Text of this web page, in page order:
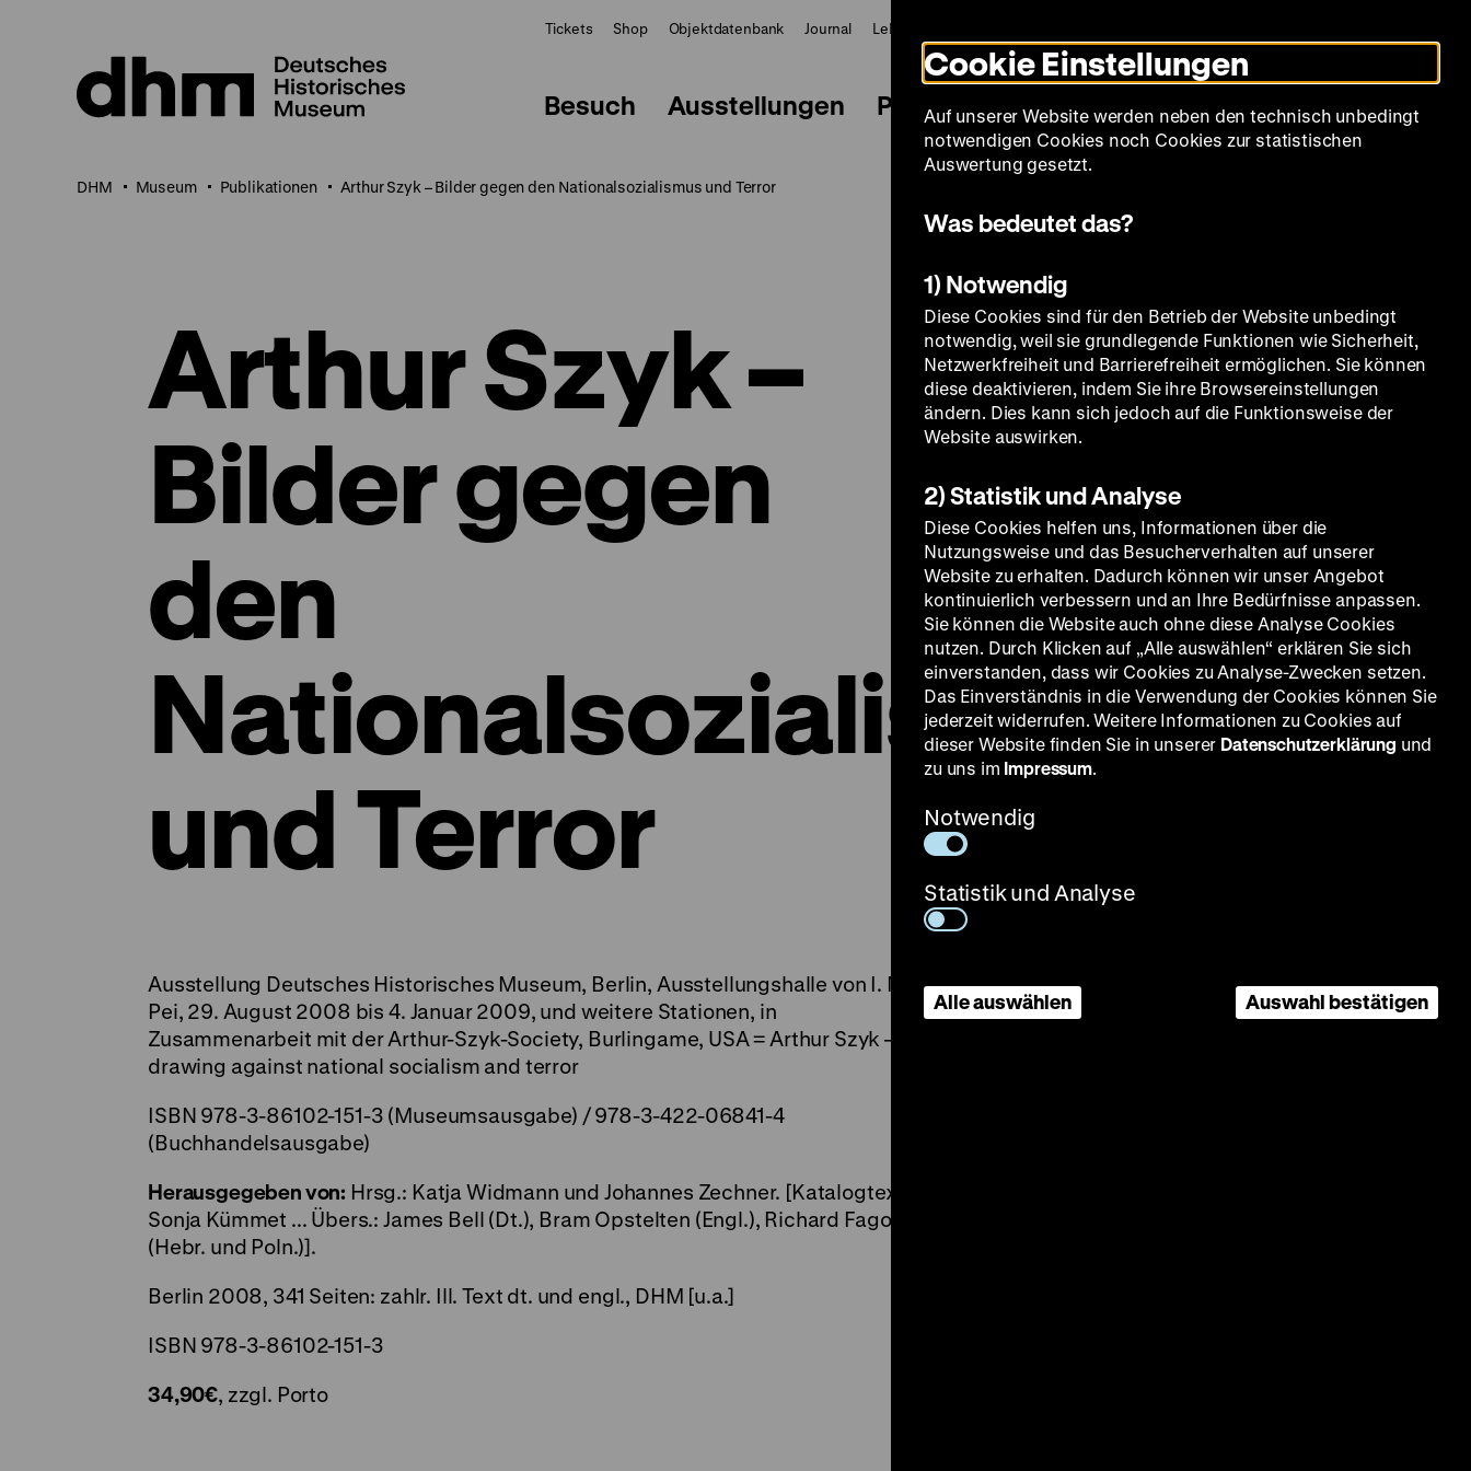
Seiteninhalt
springen
Tickets Shop Objektdatenbank Journal LeMO
Modus
umschalten
zum
Deutschen
Historischen
in
Deutscher
zum
Deutschen
Historischen
in
Leichter
Besuch Ausstellungen Programm Sammlung Bildung Museum
DHM Museum Publikationen Arthur Szyk – Bilder gegen den Nationalsozialismus und Terror
Arthur Szyk –
Bilder gegen
den
Nationalsozialismus
und Terror
Ausstellung Deutsches Historisches Museum, Berlin, Ausstellungshalle von I. M.
Pei, 29. August 2008 bis 4. Januar 2009, und weitere Stationen, in
Zusammenarbeit mit der Arthur-Szyk-Society, Burlingame, USA = Arthur Szyk –
drawing against national socialism and terror
ISBN 978-3-86102-151-3 (Museumsausgabe) / 978-3-422-06841-4
(Buchhandelsausgabe)
Herausgegeben von: Hrsg.: Katja Widmann und Johannes Zechner. [Katalogtexte:
Sonja Kümmet ... Übers.: James Bell (Dt.), Bram Opstelten (Engl.), Richard Fagot
(Hebr. und Poln.)].
Berlin 2008, 341 Seiten: zahlr. Ill. Text dt. und engl., DHM [u.a.]
ISBN 978-3-86102-151-3
34,90€, zzgl. Porto
Cookie Einstellungen
Auf unserer Website werden neben den technisch unbedingt
notwendigen Cookies noch Cookies zur statistischen
Auswertung gesetzt.
Was bedeutet das?
1) Notwendig
Diese Cookies sind für den Betrieb der Website unbedingt
notwendig, weil sie grundlegende Funktionen wie Sicherheit,
Netzwerkfreiheit und Barrierefreiheit ermöglichen. Sie können
diese deaktivieren, indem Sie ihre Browsereinstellungen
ändern. Dies kann sich jedoch auf die Funktionsweise der
Website auswirken.
2) Statistik und Analyse
Diese Cookies helfen uns, Informationen über die
Nutzungsweise und das Besucherverhalten auf unserer
Website zu erhalten. Dadurch können wir unser Angebot
kontinuierlich verbessern und an Ihre Bedürfnisse anpassen.
Sie können die Website auch ohne diese Analyse Cookies
nutzen. Durch Klicken auf „Alle auswählen“ erklären Sie sich
einverstanden, dass wir Cookies zu Analyse-Zwecken setzen.
Das Einverständnis in die Verwendung der Cookies können Sie
jederzeit widerrufen. Weitere Informationen zu Cookies auf
dieser Website finden Sie in unserer Datenschutzerklärung und
zu uns im Impressum.
Notwendig
Statistik und Analyse
Alle auswählen Auswahl bestätigen